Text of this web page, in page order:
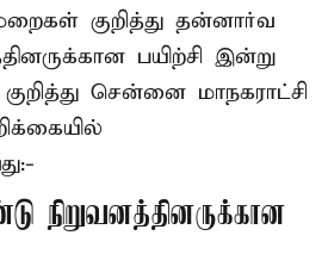
குறித்து தன்னார்வ
பயிற்சி இன்று
சென்னை மாநகராட்சி
நிறுவனத்தினருக்கான